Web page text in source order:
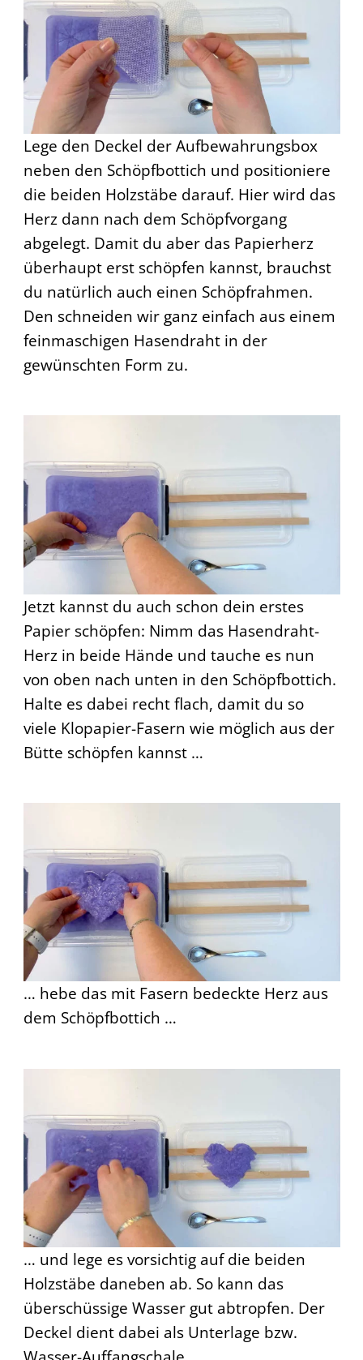
Lege den Deckel der Aufbewahrungsbox
neben den Schöpfbottich und positioniere
die beiden Holzstäbe darauf. Hier wird das
Herz dann nach dem Schöpfvorgang
abgelegt. Damit du aber das Papierherz
überhaupt erst schöpfen kannst, brauchst
du natürlich auch einen Schöpfrahmen.
Den schneiden wir ganz einfach aus einem
feinmaschigen Hasendraht in der
gewünschten Form zu.
Jetzt kannst du auch schon dein erstes
Papier schöpfen: Nimm das Hasendraht-
Herz in beide Hände und tauche es nun
von oben nach unten in den Schöpfbottich.
Halte es dabei recht flach, damit du so
viele Klopapier-Fasern wie möglich aus der
Bütte schöpfen kannst …
… hebe das mit Fasern bedeckte Herz aus
dem Schöpfbottich …
… und lege es vorsichtig auf die beiden
Holzstäbe daneben ab. So kann das
überschüssige Wasser gut abtropfen. Der
Deckel dient dabei als Unterlage bzw.